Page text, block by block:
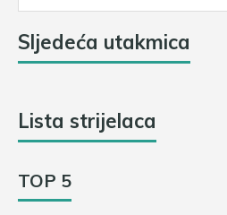
Sljedeća utakmica
Lista strijelaca
TOP 5